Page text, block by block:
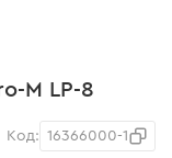
M LP-8
Код: 16366000-1